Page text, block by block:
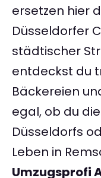
ersetzen hier
Düsseldorfer
städtischer
entdeckst du
Bäckereien
egal, ob du
Düsseldorfs
Leben in
Umzugsprofi